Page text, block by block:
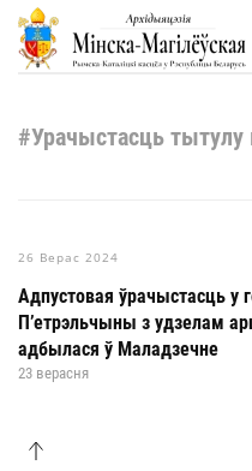
Skip to main content
#Урачыстасць тытулу
26 Верас 2024
Адпустовая ўрачыстасць у
П’етрэльчыны з удзелам
адбылася ў Маладзечне
23 верасня